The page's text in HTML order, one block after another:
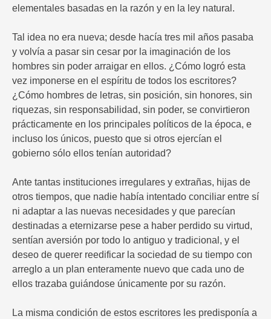
elementales basadas en la razón y en la ley natural.
Tal idea no era nueva; desde hacía tres mil años pasaba
y volvía a pasar sin cesar por la imaginación de los
hombres sin poder arraigar en ellos. ¿Cómo logró esta
vez imponerse en el espíritu de todos los escritores?
¿Cómo hombres de letras, sin posición, sin honores, sin
riquezas, sin responsabilidad, sin poder, se convirtieron
prácticamente en los principales políticos de la época, e
incluso los únicos, puesto que si otros ejercían el
gobierno sólo ellos tenían autoridad?
Ante tantas instituciones irregulares y extrañas, hijas de
otros tiempos, que nadie había intentado conciliar entre sí
ni adaptar a las nuevas necesidades y que parecían
destinadas a eternizarse pese a haber perdido su virtud,
sentían aversión por todo lo antiguo y tradicional, y el
deseo de querer reedificar la sociedad de su tiempo con
arreglo a un plan enteramente nuevo que cada uno de
ellos trazaba guiándose únicamente por su razón.
La misma condición de estos escritores les predisponía a